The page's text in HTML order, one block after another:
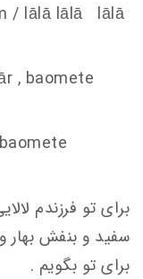
/ lālā lālā lālā
, baomete
برای تو فرزندم
سفید و بنفش بهار
برای تو بگویم .